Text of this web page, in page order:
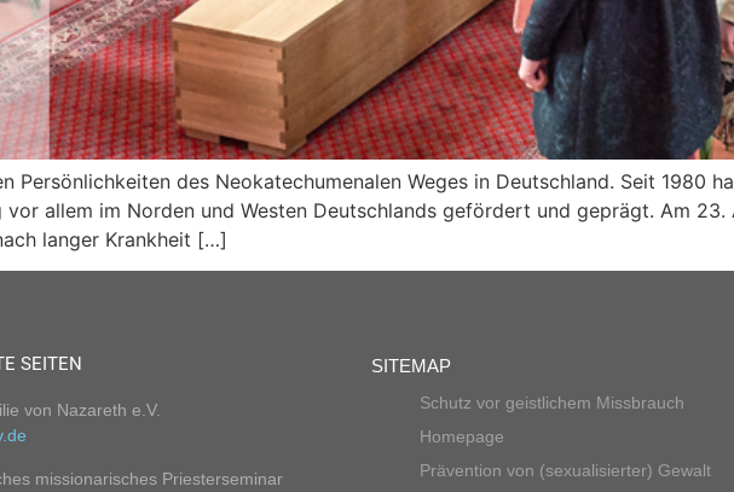
Persönlichkeiten des Neokatechumenalen Weges in Deutschland. Seit 1980
vor allem im Norden und Westen Deutschlands gefördert und geprägt. Am
langer Krankheit […]
SEITEN
von Nazareth e.V.
missionarisches Priesterseminar
SITEMAP
Schutz vor geistlichem Missbrauch
Homepage
Prävention von (sexualisierter) Gewalt